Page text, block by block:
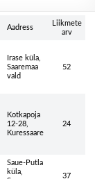
Aadress
Liikmete
arv
Irase küla,
Saaremaa
vald
52
Kotkapoja
12-28,
Kuressaare
24
Saue-Putla
küla,
37